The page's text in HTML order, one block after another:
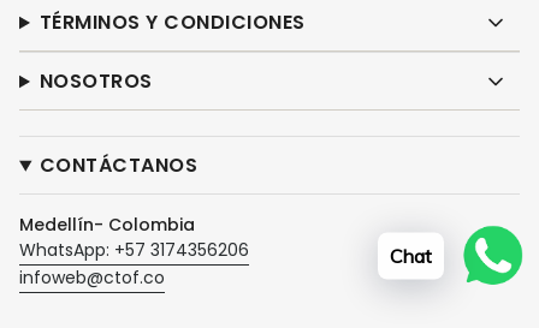
TÉRMINOS Y CONDICIONES
NOSOTROS
CONTÁCTANOS
Medellín- Colombia
WhatsApp: +57 3174356206
infoweb@ctof.co
Chat